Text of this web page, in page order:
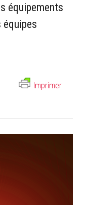
équipements
équipes
Imprimer